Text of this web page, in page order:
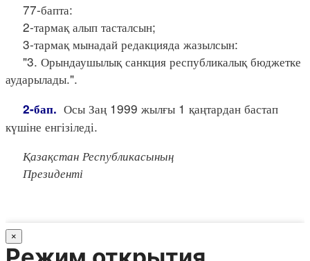
77-бапта:
2-тармақ алып тасталсын;
3-тармақ мынадай редакцияда жазылсын:
"3. Орындаушылық санкция республикалық бюджетке
аударылады.".
2-бап. Осы Заң 1999 жылғы 1 қаңтардан бастап
күшіне енгізіледі.
Қазақстан Республикасының
Президенті
×